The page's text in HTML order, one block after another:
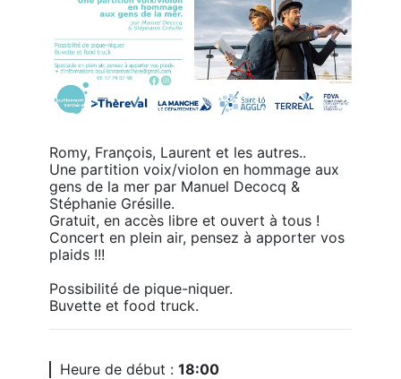
Romy, François, Laurent et les autres..
Une partition voix/violon en hommage aux
gens de la mer par Manuel Decocq &
Stéphanie Grésille.
Gratuit, en accès libre et ouvert à tous !
Concert en plein air, pensez à apporter vos
plaids !!!
Possibilité de pique-niquer.
Buvette et food truck.
Heure de début : 18:00